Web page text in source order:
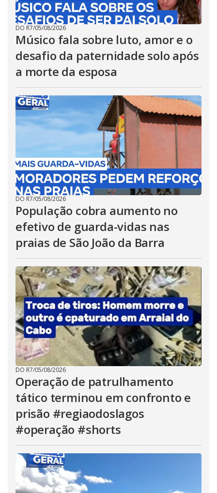
DO R7/05/08/2026
Músico fala sobre luto, amor e o
desafio da paternidade solo após
a morte da esposa
DO R7/05/08/2026
População cobra aumento no
efetivo de guarda-vidas nas
praias de São João da Barra
DO R7/05/08/2026
Operação de patrulhamento
tático terminou em confronto e
prisão #regiaodoslagos
#operação #shorts